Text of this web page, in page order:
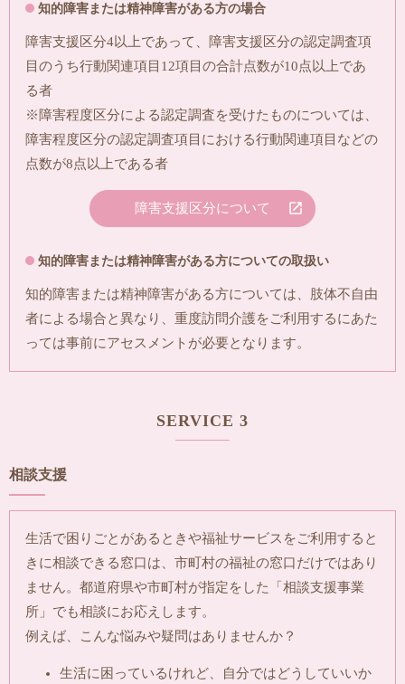
知的障害または精神障害がある方の場合
障害支援区分4以上であって、障害支援区分の認定調査項
目のうち行動関連項目12項目の合計点数が10点以上であ
る者
※障害程度区分による認定調査を受けたものについては、
障害程度区分の認定調査項目における行動関連項目などの
点数が8点以上である者
障害支援区分について
知的障害または精神障害がある方についての取扱い
知的障害または精神障害がある方については、肢体不自由
者による場合と異なり、重度訪問介護をご利用するにあた
っては事前にアセスメントが必要となります。
SERVICE 3
相談支援
生活で困りごとがあるときや福祉サービスをご利用すると
きに相談できる窓口は、市町村の福祉の窓口だけではあり
ません。都道府県や市町村が指定をした「相談支援事業
所」でも相談にお応えします。
例えば、こんな悩みや疑問はありませんか？
生活に困っているけれど、自分ではどうしていいか